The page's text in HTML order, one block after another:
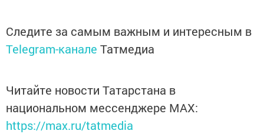
Следите за самым важным и интересным в
Telegram-канале Татмедиа
Читайте новости Татарстана в
национальном мессенджере MАХ:
https://max.ru/tatmedia